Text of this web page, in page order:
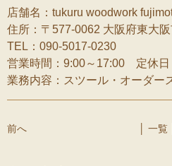
店舗名：tukuru woodwork
住所：〒577-0062 大阪府東大
TEL：090-5017-0230
営業時間：9:00～17:00 定休日
業務内容：スツール・オーダー
前へ │ 一覧 │